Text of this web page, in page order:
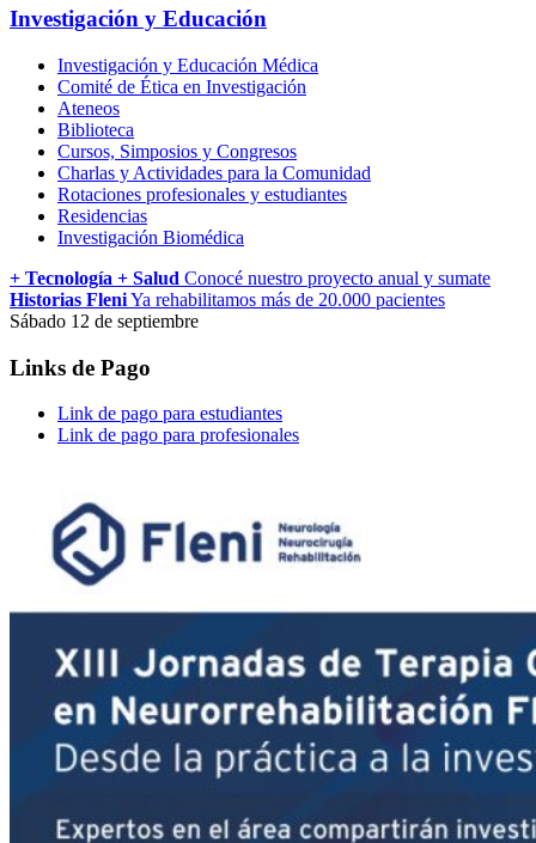
Investigación y Educación
Investigación y Educación Médica
Comité de Ética en Investigación
Ateneos
Biblioteca
Cursos, Simposios y Congresos
Charlas y Actividades para la Comunidad
Rotaciones profesionales y estudiantes
Residencias
Investigación Biomédica
+ Tecnología + Salud Conocé nuestro proyecto anual y sumate
Historias FleniYa rehabilitamos más de 20.000 pacientes
Sábado 12 de septiembre
Links de Pago
Link de pago para estudiantes
Link de pago para profesionales